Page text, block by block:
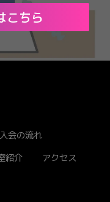
こちら
入会の流れ
紹介
アクセス